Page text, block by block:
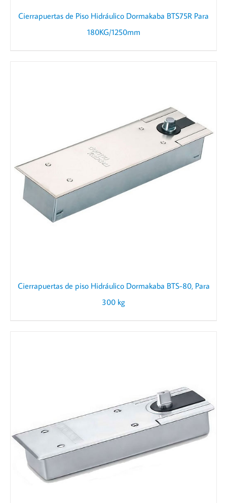
Cierrapuertas de Piso Hidráulico Dormakaba BTS75R Para
180KG/1250mm
Cierrapuertas de piso Hidráulico Dormakaba BTS-80, Para
300 kg